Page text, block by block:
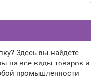
Здесь вы найдете
на все виды товаров и
промышленности